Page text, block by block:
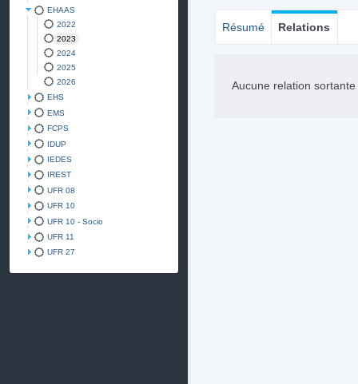
EHAAS
2022
2023
2024
2025
2026
EHS
EMS
FCPS
IDUP
IEDES
IREST
UFR 08
UFR 10
UFR 10 - Socio
UFR 11
UFR 27
Résumé Relations
Aucune relation